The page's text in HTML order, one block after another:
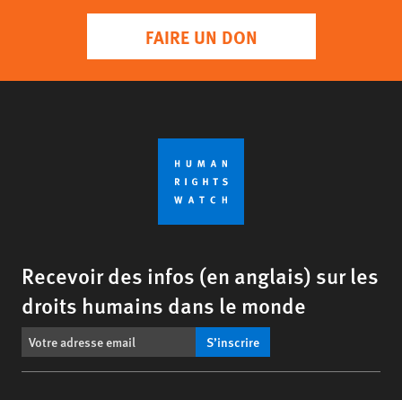
FAIRE UN DON
Recevoir des infos (en anglais) sur les
droits humains dans le monde
S’inscrire